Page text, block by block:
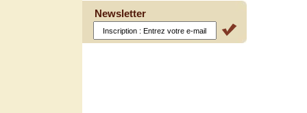
Newsletter